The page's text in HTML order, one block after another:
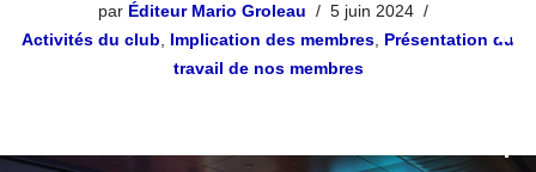
par Éditeur Mario Groleau
5 juin 2024
Activités du club
Implication des membres Présentation du
travail de nos membres